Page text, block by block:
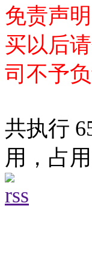
免责声
买以后
司不予负
共执行
用，占